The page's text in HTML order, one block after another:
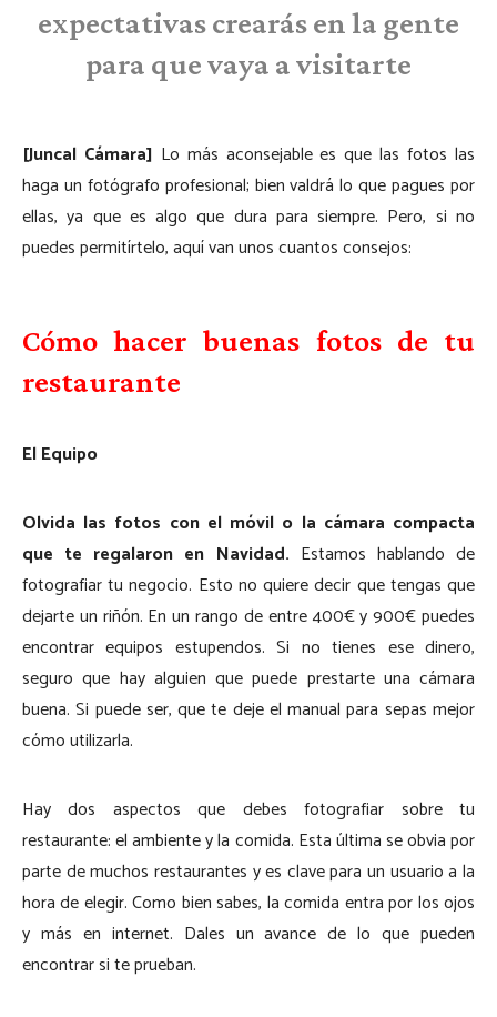
expectativas crearás en la gente
para que vaya a visitarte
[Juncal Cámara] Lo más aconsejable es que las fotos las
haga un fotógrafo profesional; bien valdrá lo que pagues por
ellas, ya que es algo que dura para siempre. Pero, si no
puedes permitírtelo, aquí van unos cuantos consejos:
Cómo hacer buenas fotos de tu
restaurante
El Equipo
Olvida las fotos con el móvil o la cámara compacta
que te regalaron en Navidad. Estamos hablando de
fotografiar tu negocio. Esto no quiere decir que tengas que
dejarte un riñón. En un rango de entre 400€ y 900€ puedes
encontrar equipos estupendos. Si no tienes ese dinero,
seguro que hay alguien que puede prestarte una cámara
buena. Si puede ser, que te deje el manual para sepas mejor
cómo utilizarla.
Hay dos aspectos que debes fotografiar sobre tu
restaurante: el ambiente y la comida. Esta última se obvia por
parte de muchos restaurantes y es clave para un usuario a la
hora de elegir. Como bien sabes, la comida entra por los ojos
y más en internet. Dales un avance de lo que pueden
encontrar si te prueban.